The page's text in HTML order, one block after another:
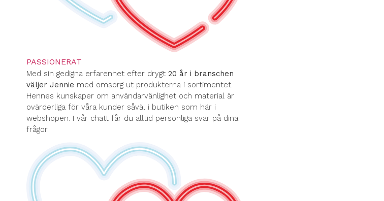
PASSIONERAT
Med sin gedigna erfarenhet efter drygt 20 år i branschen
väljer Jennie med omsorg ut produkterna i sortimentet.
Hennes kunskaper om användarvänlighet och material är
ovärderliga för våra kunder såväl i butiken som här i
webshopen. I vår chatt får du alltid personliga svar på dina
frågor.